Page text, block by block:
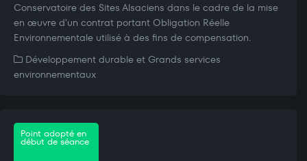
Conservatoire des Sites Alsaciens dans le cadre de la mise
en œuvre d'un contrat portant Obligation Réelle
Environnementale utilisé à des fins de compensation.
Développement durable et Grands services
environnementaux
Point adopté en
début de séance